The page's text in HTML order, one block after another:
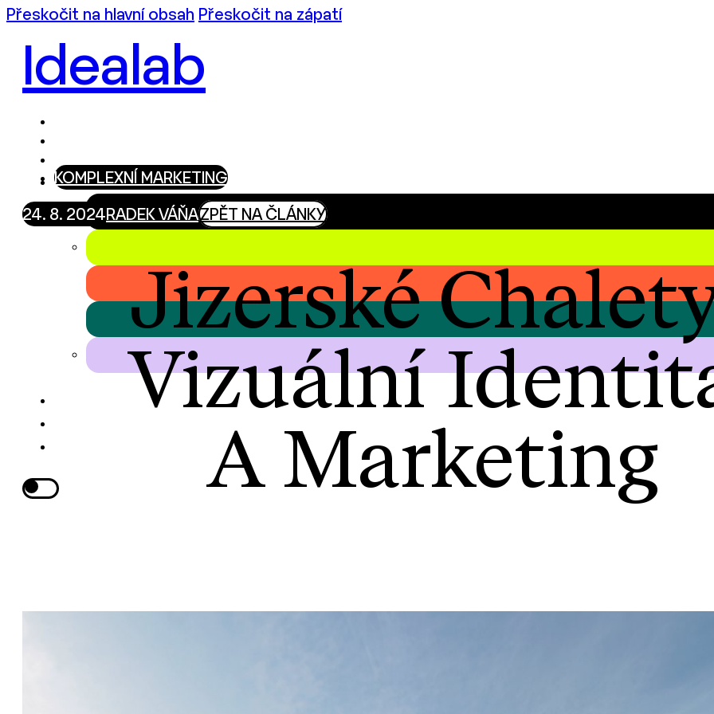
Přeskočit na hlavní obsah Přeskočit na zápatí
Idealab
KOMPLEXNÍ MARKETING
24. 8. 2024 RADEK VÁŇAZPĚT NA ČLÁNKY
Jizerské
Vizuální
A Marketing